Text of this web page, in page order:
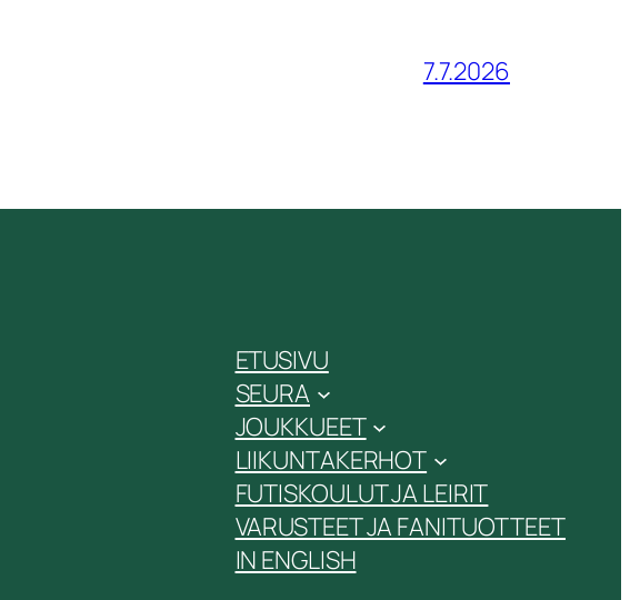
7.7.2026
ETUSIVU
SEURA
JOUKKUEET
LIIKUNTAKERHOT
FUTISKOULUT JA LEIRIT
VARUSTEET JA FANITUOTTEET
IN ENGLISH